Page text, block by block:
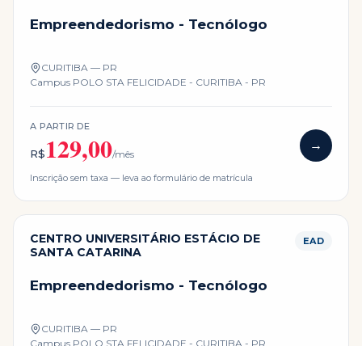
Empreendedorismo - Tecnólogo
CURITIBA — PR
Campus POLO STA FELICIDADE - CURITIBA - PR
A PARTIR DE
R$129,00/mês
→
Inscrição sem taxa — leva ao formulário de matrícula
CENTRO UNIVERSITÁRIO ESTÁCIO DE
SANTA CATARINA
EAD
Empreendedorismo - Tecnólogo
CURITIBA — PR
Campus POLO STA FELICIDADE - CURITIBA - PR